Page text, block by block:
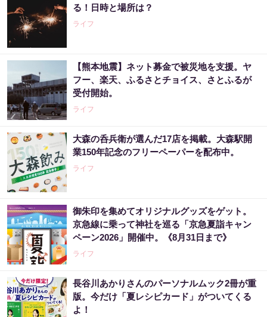
る！日時と場所は？
ライフ
【熊本地震】ネット募金で被災地を支援。ヤ
フー、楽天、ふるさとチョイス、さとふるが
受付開始。
ライフ
大森の呑兵衛が選んだ17店を掲載。大森駅開
業150年記念のフリーペーパーを配布中。
ライフ
御朱印を集めてオリジナルグッズをゲット。
京急線に乗って神社を巡る「京急夏詣キャン
ペーン2026」開催中。《8月31日まで》
ライフ
長谷川あかりさんのパーソナルムック2冊が重
版。今だけ「夏レシピカード」がついてくる
よ！